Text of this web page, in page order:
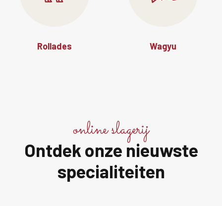
Rollades Wagyu
online slagerij
Ontdek onze nieuwste
specialiteiten